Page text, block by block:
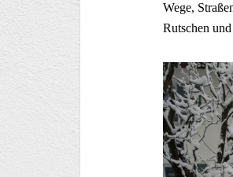
Wege,
Rutschen